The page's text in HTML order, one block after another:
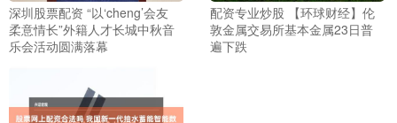
深圳股票配资 “以‘cheng’会友
柔意情长”外籍人才长城中秋音
乐会活动圆满落幕
配资专业炒股 【环球财经】伦
敦金属交易所基本金属23日普
遍下跌